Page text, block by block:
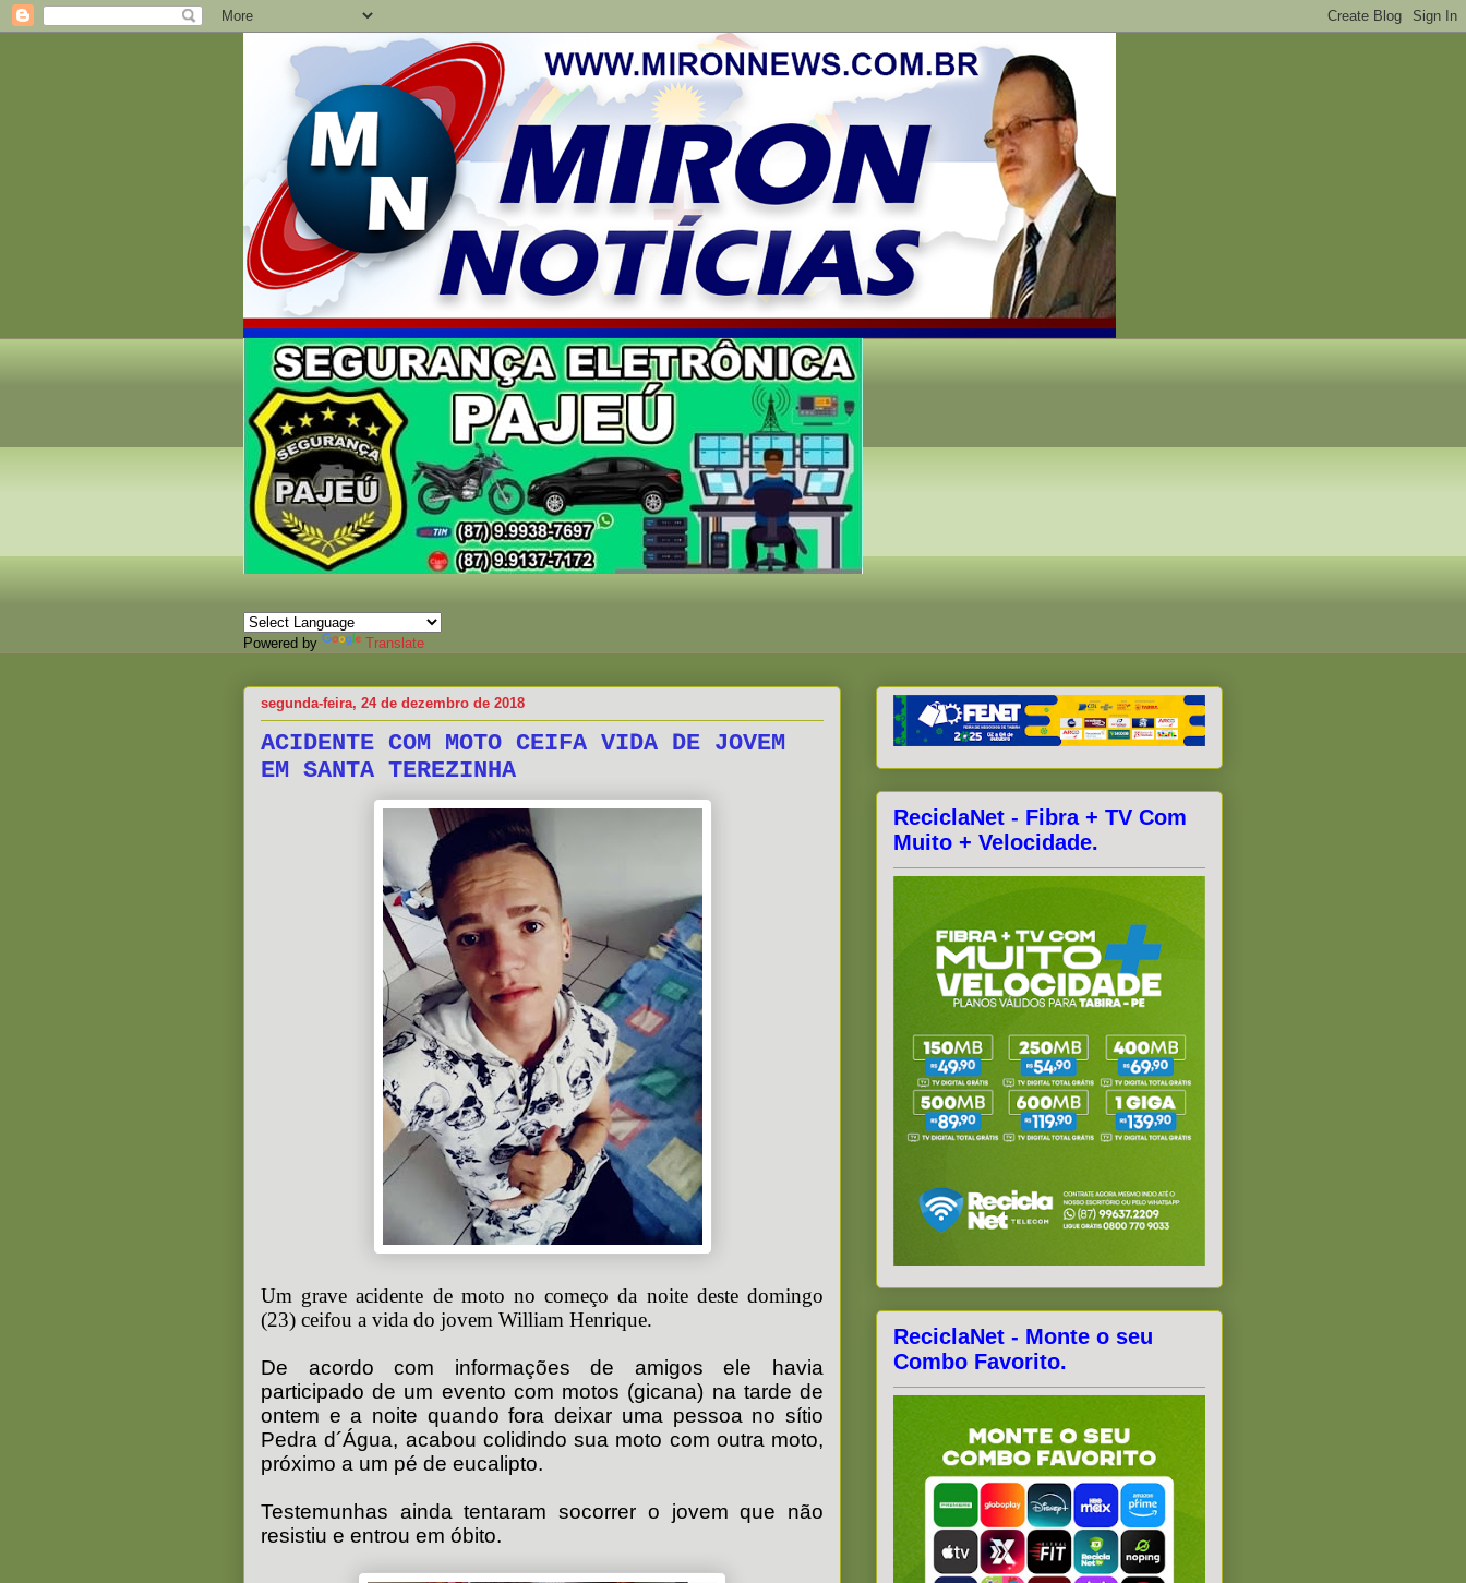
Powered by Translate
segunda-feira, 24 de dezembro de 2018
ACIDENTE COM MOTO CEIFA VIDA DE JOVEM
EM SANTA TEREZINHA
Um grave acidente de moto no começo da noite deste domingo
(23) ceifou a vida do jovem William Henrique.
De acordo com informações de amigos ele havia
participado de um evento com motos (gicana) na tarde de
ontem e a noite quando fora deixar uma pessoa no sítio
Pedra d´Água, acabou colidindo sua moto com outra moto,
próximo a um pé de eucalipto.
Testemunhas ainda tentaram socorrer o jovem que não
resistiu e entrou em óbito.
ReciclaNet - Fibra + TV Com
Muito + Velocidade.
ReciclaNet - Monte o seu
Combo Favorito.